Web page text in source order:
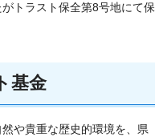
トラスト保全第8号地にて保
基金
や貴重な歴史的環境を、県